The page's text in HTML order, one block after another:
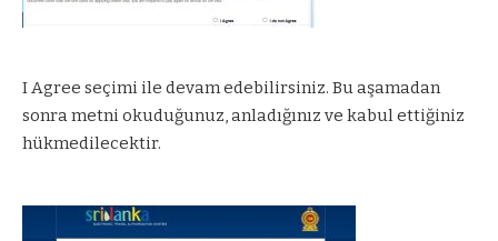
I Agree seçimi ile devam edebilirsiniz. Bu aşamadan
sonra metni okuduğunuz, anladığınız ve kabul ettiğiniz
hükmedilecektir.